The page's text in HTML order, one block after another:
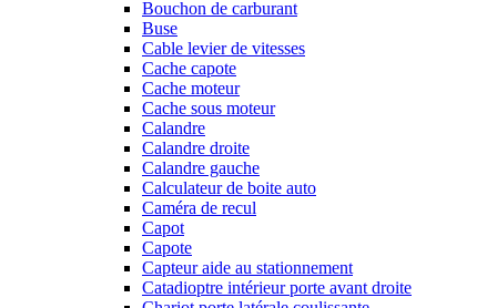
Bouchon de carburant
Buse
Cable levier de vitesses
Cache capote
Cache moteur
Cache sous moteur
Calandre
Calandre droite
Calandre gauche
Calculateur de boite auto
Caméra de recul
Capot
Capote
Capteur aide au stationnement
Catadioptre intérieur porte avant droite